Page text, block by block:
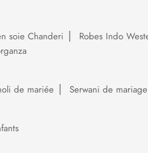
soie Chanderi Robes Indo
de mariée
Serwani de mariage